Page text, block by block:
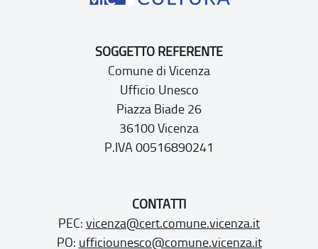
SOGGETTO REFERENTE
Comune di Vicenza
Ufficio Unesco
Piazza Biade 26
36100 Vicenza
P.IVA 00516890241
CONTATTI
PEC: vicenza@cert.comune.vicenza.it
PO: ufficiounesco@comune.vicenza.it